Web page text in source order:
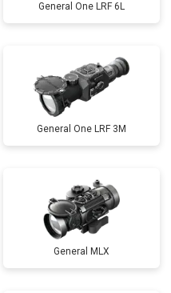
General One LRF 6L
General One LRF 3M
General MLX